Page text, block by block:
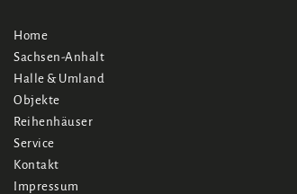
Home
Sachsen-Anhalt
Halle & Umland
Objekte
Reihenhäuser
Service
Kontakt
Impressum